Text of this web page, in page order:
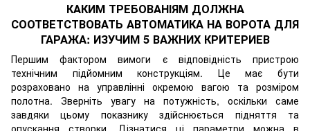
КАКИМ ТРЕБОВАНІЯМ ДОЛЖНА
СООТВЕТСТВОВАТЬ АВТОМАТИКА НА ВОРОТА ДЛЯ
ГАРАЖА: ИЗУЧИМ 5 ВАЖНИХ КРИТЕРИЕВ
Першим фактором вимоги є відповідність пристрою
технічним підйомним конструкціям. Це має бути
розраховано на управлінні окремою вагою та розміром
полотна. Зверніть увагу на потужність, оскільки саме
завдяки цьому показнику здійснюється підняття та